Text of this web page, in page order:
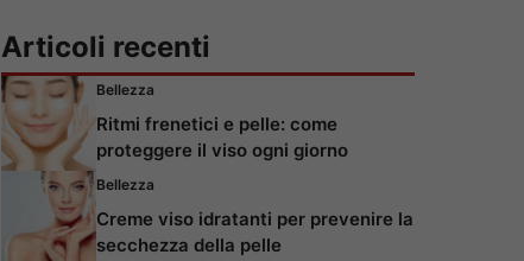
Articoli recenti
Bellezza
Ritmi frenetici e pelle: come
proteggere il viso ogni giorno
Bellezza
Creme viso idratanti per prevenire la
secchezza della pelle